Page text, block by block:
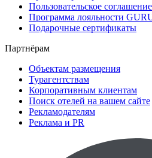
Пользовательское
Программа лояльности
Подарочные сертификаты
Партнёрам
Объектам размещения
Турагентствам
Корпоративным клиентам
Поиск отелей на вашем сайте
Рекламодателям
Реклама и PR